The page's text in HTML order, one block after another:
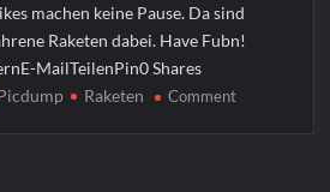
machen keine Pause. Da sind
Raketen dabei. Have Fubn!
MailTeilenPin0 Shares
Raketen Commenton